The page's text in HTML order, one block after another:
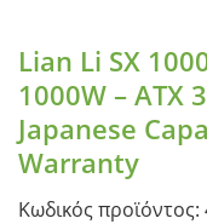
Lian Li SX
1000W – ATX
Japanese
Warranty
Κωδικός